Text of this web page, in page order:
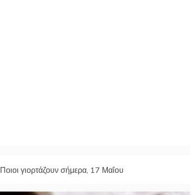
Ποιοι γιορτάζουν σήμερα, 17 Μαΐου